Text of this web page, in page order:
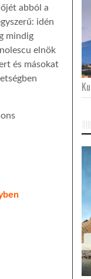
abból a
idén
mindig
elnök
és másokat